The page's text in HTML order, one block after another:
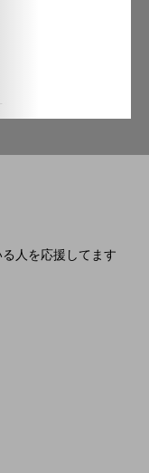
人を応援してます